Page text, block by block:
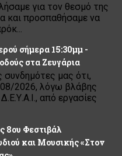
για τον θεσμό της
και προσπαθήσαμε να
σήμερα 15:30μμ -
στα Ζευγάρια
μας ότι,
2026, λόγω βλάβης
από εργασίες
8ου Φεστιβάλ
και Μουσικής «Στον